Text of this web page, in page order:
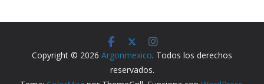
Copyright © 2026 Argonmexico. Todos los derechos
reservados.